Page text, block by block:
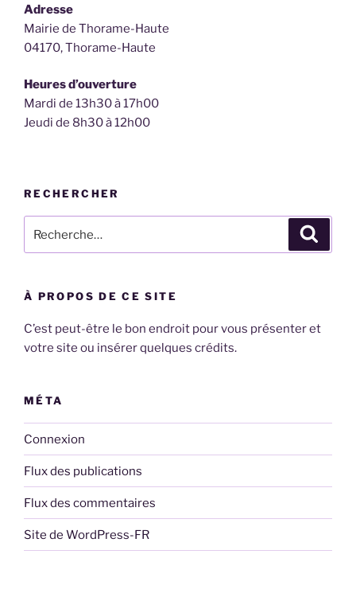
Adresse
Mairie de Thorame-Haute
04170, Thorame-Haute
Heures d’ouverture
Mardi de 13h30 à 17h00
Jeudi de 8h30 à 12h00
RECHERCHER
pour
À PROPOS DE CE SITE
C’est peut-être le bon endroit pour vous présenter et
votre site ou insérer quelques crédits.
MÉTA
Connexion
Flux des publications
Flux des commentaires
Site de WordPress-FR